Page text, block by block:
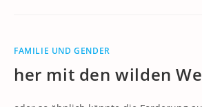
FAMILIE UND GENDER
her mit den wilden